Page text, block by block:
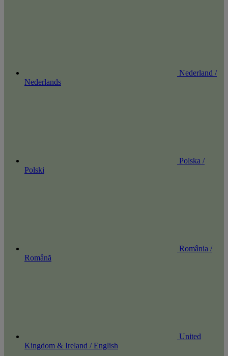
Nederland /
Nederlands
Polska /
Polski
România /
Română
United
Kingdom & Ireland / English